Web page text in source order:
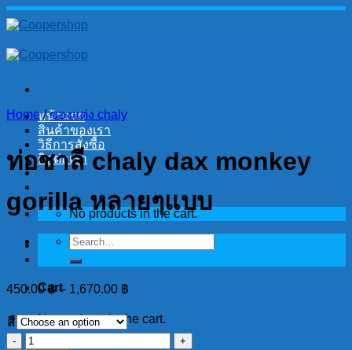
Skip
to
หน้าแรก
สินค้าของเรา
วิธีการสั่งซื้อ
ติดต่อเรา
No products in the cart.
Search
for:
Cart
No products in the cart.
Home / ของแต่ง chaly
ท่อชาลี chaly dax monkey
gorilla หลายๆแบบ
450.00฿– 1,670.00 ฿
สี
ท่อ